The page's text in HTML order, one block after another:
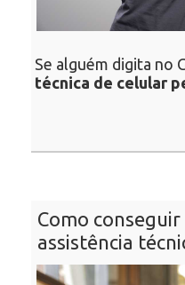
Se alguém digita no
técnica de celular
Como
assistência